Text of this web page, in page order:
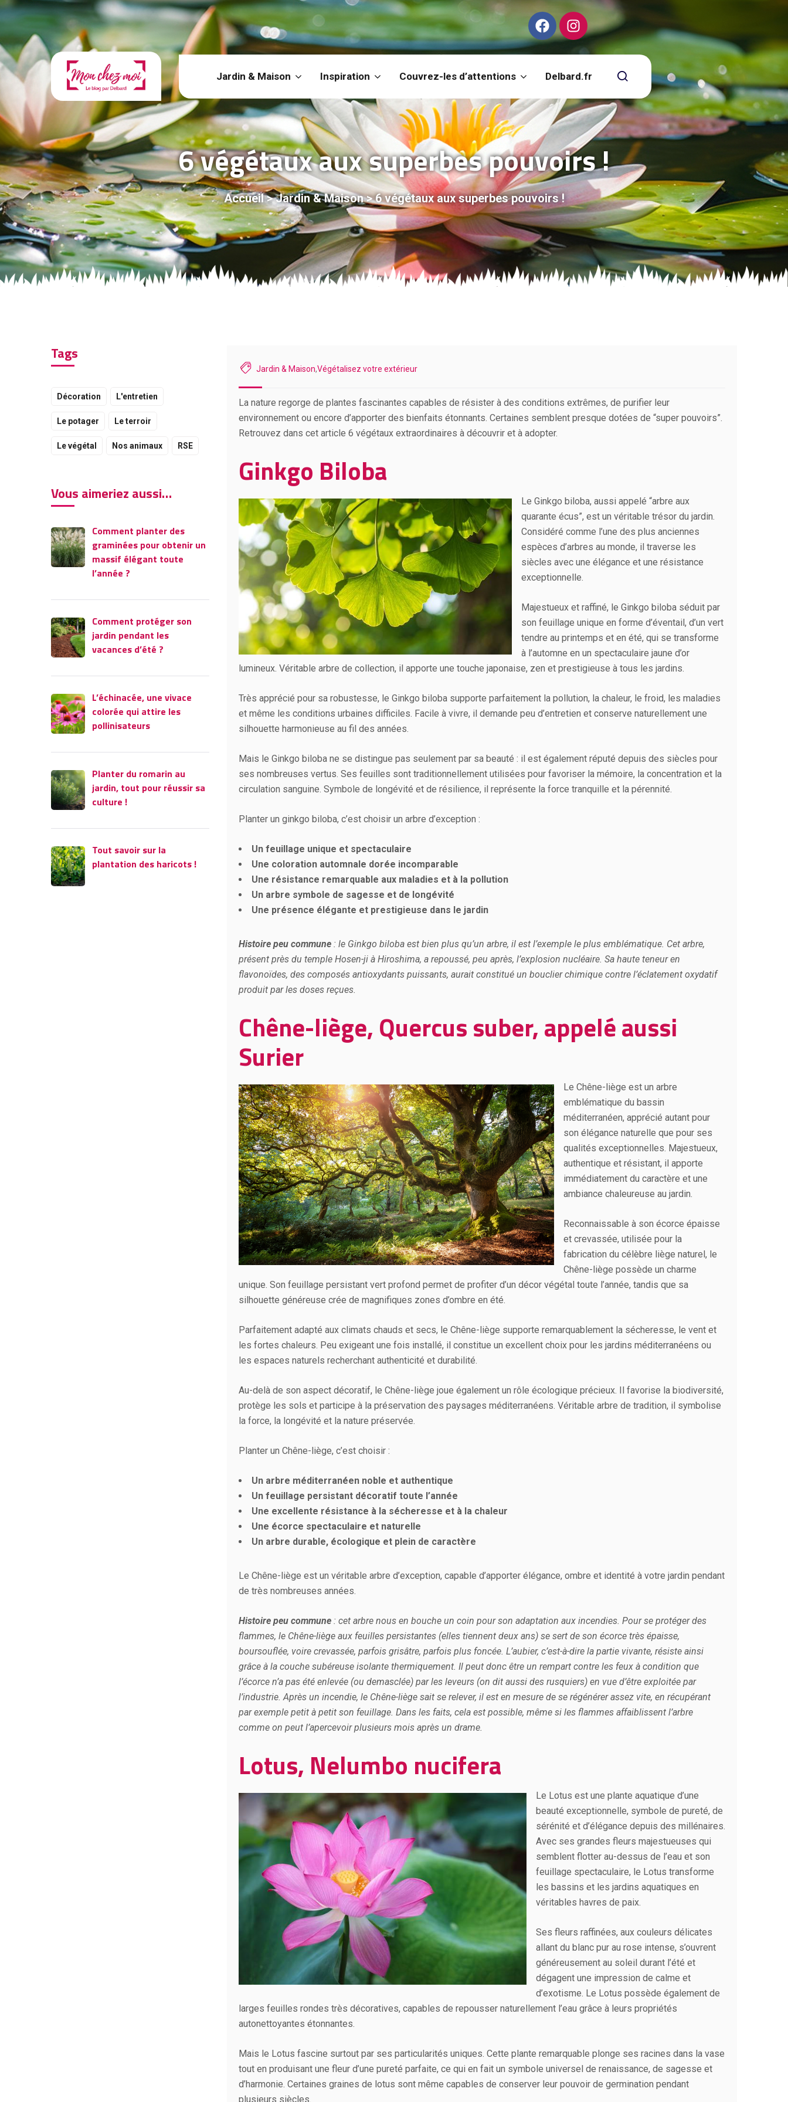
Jardin & Maison Inspiration Couvrez-les d’attentions Delbard.fr
6 végétaux aux superbes pouvoirs !
Accueil>Jardin & Maison>6 végétaux aux superbes pouvoirs !
Jardin & Maison,Végétalisez votre extérieur
La nature regorge de plantes fascinantes capables de résister à des conditions extrêmes, de purifier leur
environnement ou encore d’apporter des bienfaits étonnants. Certaines semblent presque dotées de “super pouvoirs”.
Retrouvez dans cet article 6 végétaux extraordinaires à découvrir et à adopter.
Ginkgo Biloba
Le Ginkgo biloba, aussi appelé “arbre aux
quarante écus”, est un véritable trésor du jardin.
Considéré comme l’une des plus anciennes
espèces d’arbres au monde, il traverse les
siècles avec une élégance et une résistance
exceptionnelle.
Majestueux et raffiné, le Ginkgo biloba séduit par
son feuillage unique en forme d’éventail, d’un vert
tendre au printemps et en été, qui se transforme
à l’automne en un spectaculaire jaune d’or
lumineux. Véritable arbre de collection, il apporte une touche japonaise, zen et prestigieuse à tous les jardins.
Très apprécié pour sa robustesse, le Ginkgo biloba supporte parfaitement la pollution, la chaleur, le froid, les maladies
et même les conditions urbaines difficiles. Facile à vivre, il demande peu d’entretien et conserve naturellement une
silhouette harmonieuse au fil des années.
Mais le Ginkgo biloba ne se distingue pas seulement par sa beauté : il est également réputé depuis des siècles pour
ses nombreuses vertus. Ses feuilles sont traditionnellement utilisées pour favoriser la mémoire, la concentration et la
circulation sanguine. Symbole de longévité et de résilience, il représente la force tranquille et la pérennité.
Planter un ginkgo biloba, c’est choisir un arbre d’exception :
Un feuillage unique et spectaculaire
Une coloration automnale dorée incomparable
Une résistance remarquable aux maladies et à la pollution
Un arbre symbole de sagesse et de longévité
Une présence élégante et prestigieuse dans le jardin
Histoire peu commune : le Ginkgo biloba est bien plus qu’un arbre, il est l’exemple le plus emblématique. Cet arbre,
présent près du temple Hosen-ji à Hiroshima, a repoussé, peu après, l’explosion nucléaire. Sa haute teneur en
flavonoïdes, des composés antioxydants puissants, aurait constitué un bouclier chimique contre l’éclatement oxydatif
produit par les doses reçues.
Chêne-liège, Quercus suber, appelé aussi
Surier
Le Chêne-liège est un arbre
emblématique du bassin
méditerranéen, apprécié autant pour
son élégance naturelle que pour ses
qualités exceptionnelles. Majestueux,
authentique et résistant, il apporte
immédiatement du caractère et une
ambiance chaleureuse au jardin.
Reconnaissable à son écorce épaisse
et crevassée, utilisée pour la
fabrication du célèbre liège naturel, le
Chêne-liège possède un charme
unique. Son feuillage persistant vert profond permet de profiter d’un décor végétal toute l’année, tandis que sa
silhouette généreuse crée de magnifiques zones d’ombre en été.
Parfaitement adapté aux climats chauds et secs, le Chêne-liège supporte remarquablement la sécheresse, le vent et
les fortes chaleurs. Peu exigeant une fois installé, il constitue un excellent choix pour les jardins méditerranéens ou
les espaces naturels recherchant authenticité et durabilité.
Au-delà de son aspect décoratif, le Chêne-liège joue également un rôle écologique précieux. Il favorise la biodiversité,
protège les sols et participe à la préservation des paysages méditerranéens. Véritable arbre de tradition, il symbolise
la force, la longévité et la nature préservée.
Planter un Chêne-liège, c’est choisir :
Un arbre méditerranéen noble et authentique
Un feuillage persistant décoratif toute l’année
Une excellente résistance à la sécheresse et à la chaleur
Une écorce spectaculaire et naturelle
Un arbre durable, écologique et plein de caractère
Le Chêne-liège est un véritable arbre d’exception, capable d’apporter élégance, ombre et identité à votre jardin pendant
de très nombreuses années.
Histoire peu commune : cet arbre nous en bouche un coin pour son adaptation aux incendies. Pour se protéger des
flammes, le Chêne-liège aux feuilles persistantes (elles tiennent deux ans) se sert de son écorce très épaisse,
boursouflée, voire crevassée, parfois grisâtre, parfois plus foncée. L’aubier, c’est-à-dire la partie vivante, résiste ainsi
grâce à la couche subéreuse isolante thermiquement. Il peut donc être un rempart contre les feux à condition que
l’écorce n’a pas été enlevée (ou demasclée) par les leveurs (on dit aussi des rusquiers) en vue d’être exploitée par
l’industrie. Après un incendie, le Chêne-liège sait se relever, il est en mesure de se régénérer assez vite, en récupérant
par exemple petit à petit son feuillage. Dans les faits, cela est possible, même si les flammes affaiblissent l’arbre
comme on peut l’apercevoir plusieurs mois après un drame.
Lotus, Nelumbo nucifera
Le Lotus est une plante aquatique d’une
beauté exceptionnelle, symbole de pureté, de
sérénité et d’élégance depuis des millénaires.
Avec ses grandes fleurs majestueuses qui
semblent flotter au-dessus de l’eau et son
feuillage spectaculaire, le Lotus transforme
les bassins et les jardins aquatiques en
véritables havres de paix.
Ses fleurs raffinées, aux couleurs délicates
allant du blanc pur au rose intense, s’ouvrent
généreusement au soleil durant l’été et
dégagent une impression de calme et
d’exotisme. Le Lotus possède également de
larges feuilles rondes très décoratives, capables de repousser naturellement l’eau grâce à leurs propriétés
autonettoyantes étonnantes.
Mais le Lotus fascine surtout par ses particularités uniques. Cette plante remarquable plonge ses racines dans la vase
tout en produisant une fleur d’une pureté parfaite, ce qui en fait un symbole universel de renaissance, de sagesse et
d’harmonie. Certaines graines de lotus sont même capables de conserver leur pouvoir de germination pendant
plusieurs siècles.
Tags
Décoration L'entretien
Le potager Le terroir
Le végétal Nos animaux RSE
Vous aimeriez aussi…
Comment planter des
graminées pour obtenir un
massif élégant toute
l’année ?
Comment protéger son
jardin pendant les
vacances d’été ?
L’échinacée, une vivace
colorée qui attire les
pollinisateurs
Planter du romarin au
jardin, tout pour réussir sa
culture !
Tout savoir sur la
plantation des haricots !